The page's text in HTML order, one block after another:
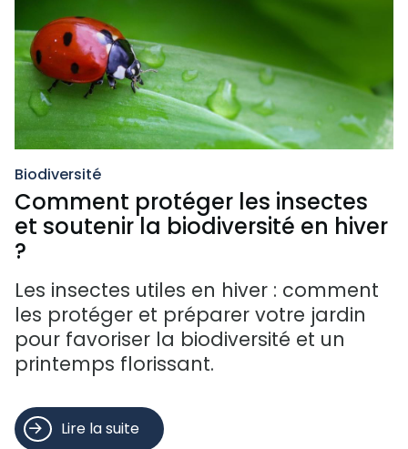
Biodiversité
Comment protéger les insectes
et soutenir la biodiversité en hiver
?
Les insectes utiles en hiver : comment
les protéger et préparer votre jardin
pour favoriser la biodiversité et un
printemps florissant.
Lire la suite